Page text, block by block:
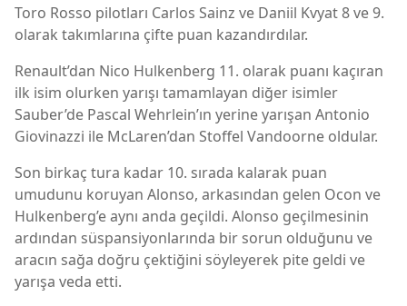
Toro Rosso pilotları Carlos Sainz ve Daniil Kvyat 8 ve 9.
olarak takımlarına çifte puan kazandırdılar.
Renault’dan Nico Hulkenberg 11. olarak puanı kaçıran
ilk isim olurken yarışı tamamlayan diğer isimler
Sauber’de Pascal Wehrlein’ın yerine yarışan Antonio
Giovinazzi ile McLaren’dan Stoffel Vandoorne oldular.
Son birkaç tura kadar 10. sırada kalarak puan
umudunu koruyan Alonso, arkasından gelen Ocon ve
Hulkenberg’e aynı anda geçildi. Alonso geçilmesinin
ardından süspansiyonlarında bir sorun olduğunu ve
aracın sağa doğru çektiğini söyleyerek pite geldi ve
yarışa veda etti.